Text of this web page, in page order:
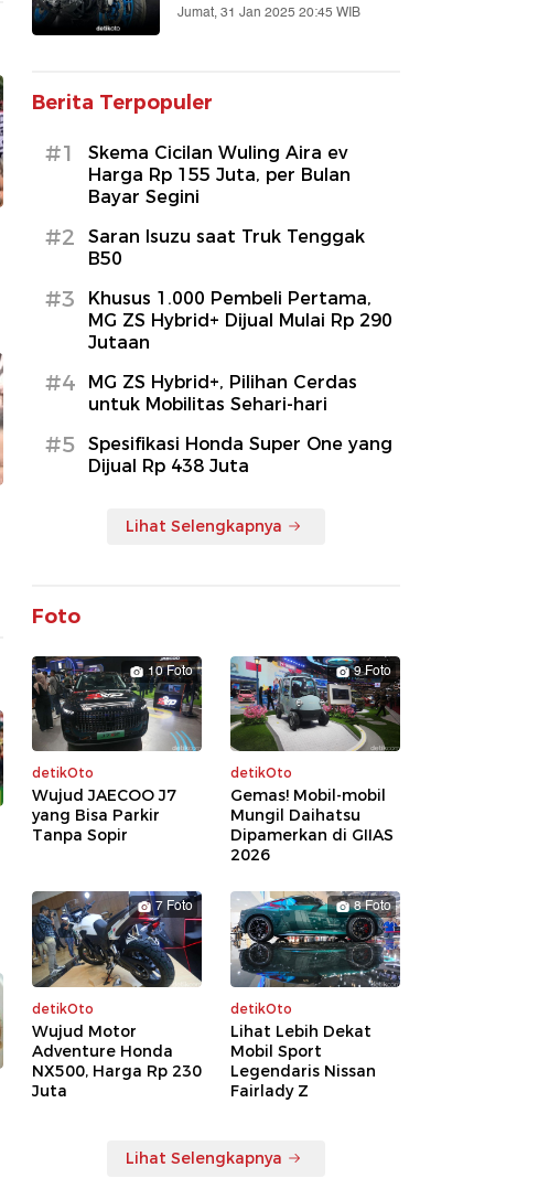
Jumat, 31 Jan 2025 20:45 WIB
Berita Terpopuler
#1
Skema Cicilan Wuling Aira ev
Harga Rp 155 Juta, per Bulan
Bayar Segini
#2
Saran Isuzu saat Truk Tenggak
B50
#3
Khusus 1.000 Pembeli Pertama,
MG ZS Hybrid+ Dijual Mulai Rp 290
Jutaan
#4
MG ZS Hybrid+, Pilihan Cerdas
untuk Mobilitas Sehari-hari
#5
Spesifikasi Honda Super One yang
Dijual Rp 438 Juta
Lihat Selengkapnya
Foto
10 Foto
detikOto
Wujud JAECOO J7
yang Bisa Parkir
Tanpa Sopir
9 Foto
detikOto
Gemas! Mobil-mobil
Mungil Daihatsu
Dipamerkan di GIIAS
2026
7 Foto
detikOto
Wujud Motor
Adventure Honda
NX500, Harga Rp 230
Juta
8 Foto
detikOto
Lihat Lebih Dekat
Mobil Sport
Legendaris Nissan
Fairlady Z
Lihat Selengkapnya